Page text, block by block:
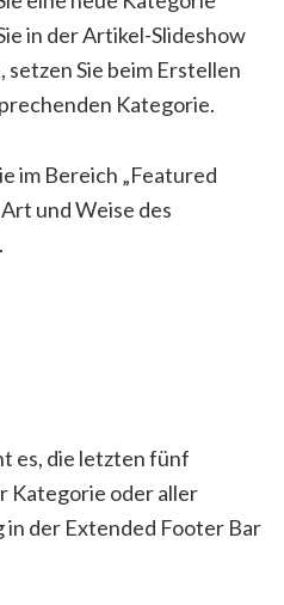
in der Artikel-Slideshow
setzen Sie beim Erstellen
Kategorie.
im Bereich „Featured
Art und Weise des
es, die letzten fünf
Kategorie oder aller
in der Extended Footer Bar